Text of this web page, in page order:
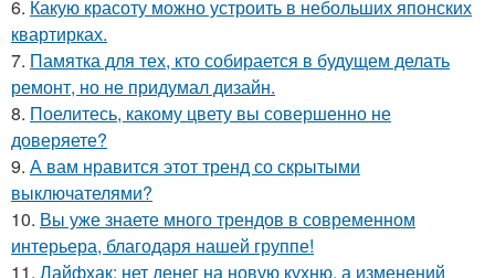
6. Какую красоту можно устроить в небольших японских
квартирках.
7. Памятка для тех, кто собирается в будущем делать
ремонт, но не придумал дизайн.
8. Поелитесь, какому цвету вы совершенно не
доверяете?
9. А вам нравится этот тренд со скрытыми
выключателями?
10. Вы уже знаете много трендов в современном
интерьера, благодаря нашей группе!
11. Лайфхак: нет денег на новую кухню, а изменений